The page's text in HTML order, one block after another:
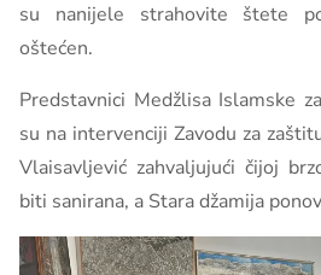
su nanijele strahovite štete
oštećen.
Predstavnici Medžlisa Islamske
su na intervenciji Zavodu za
Vlaisavljević zahvaljujući čijoj
biti sanirana, a Stara džamija